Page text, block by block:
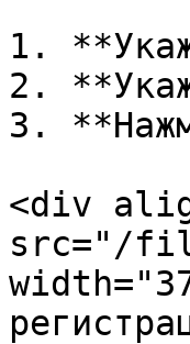
1.
2.
3.
<div
src="/